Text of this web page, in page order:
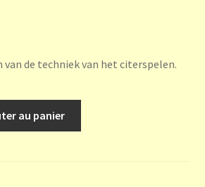
van de techniek van het citerspelen.
au panier